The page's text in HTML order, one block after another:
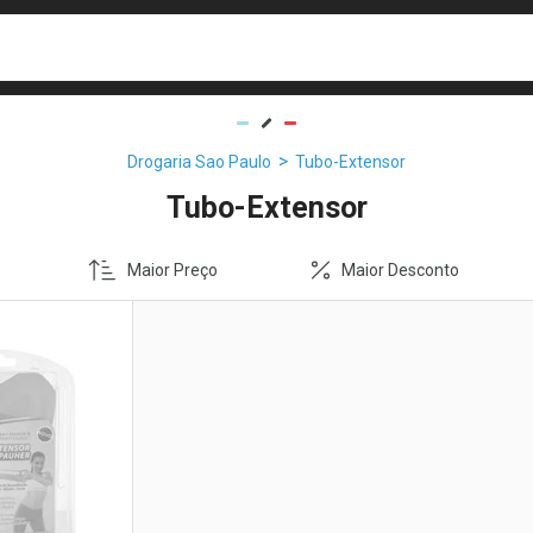
Drogaria Sao Paulo Tubo-Extensor
Tubo-Extensor
Maior Preço Maior Desconto